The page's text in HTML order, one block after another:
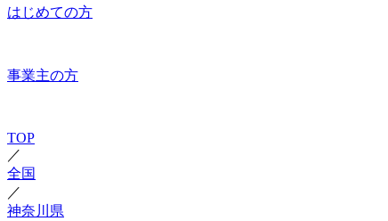
はじめての方
事業主の方
TOP
／
全国
／
神奈川県